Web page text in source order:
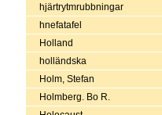
hjärtrytmrubbningar
hnefatafel
Holland
holländska
Holm, Stefan
Holmberg. Bo R.